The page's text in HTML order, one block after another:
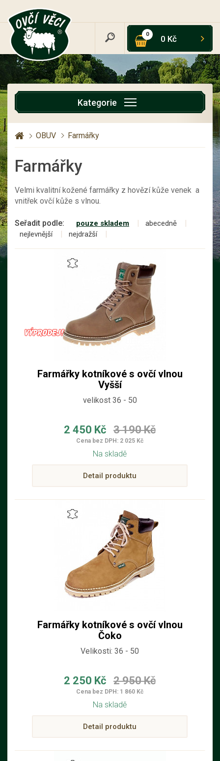
0 0 Kč
Kategorie
OBUV Farmářky
Farmářky
Velmi kvalitní kožené farmářky z hovězí kůže venek a
vnitřek ovčí kůže s vlnou.
Seřadit podle: pouze skladem
abecedně
nejlevnější
nejdražší
Farmářky kotníkové s ovčí vlnou
Vyšší
velikost 36 - 50
2 450 Kč 3 190 Kč
Cena bez DPH: 2 025 Kč
Na skladě
Detail produktu
Farmářky kotníkové s ovčí vlnou
Čoko
Velikosti: 36 - 50
2 250 Kč 2 950 Kč
Cena bez DPH: 1 860 Kč
Na skladě
Detail produktu